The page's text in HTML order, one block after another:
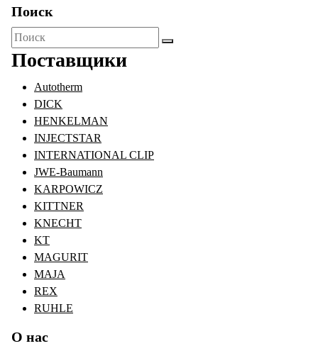
Поиск
Поиск
для:
Поставщики
Autotherm
DICK
HENKELMAN
INJECTSTAR
INTERNATIONAL CLIP
JWE-Baumann
KARPOWICZ
KITTNER
KNECHT
KT
MAGURIT
MAJA
REX
RUHLE
О нас